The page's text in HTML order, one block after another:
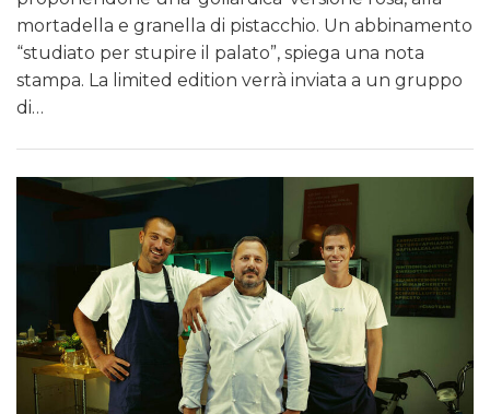
mortadella e granella di pistacchio. Un abbinamento
“studiato per stupire il palato”, spiega una nota
stampa. La limited edition verrà inviata a un gruppo
di…